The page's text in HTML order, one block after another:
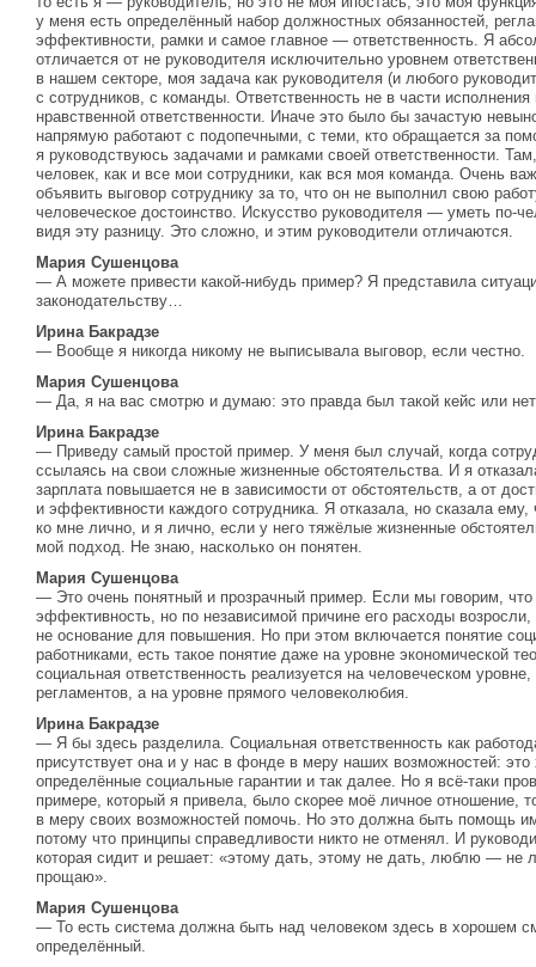
у меня есть определённый набор должностных обязанностей,
эффективности, рамки и самое главное — ответственность. Я
отличается от не руководителя исключительно уровнем
в нашем секторе, моя задача как руководителя (и любого
с сотрудников, с команды. Ответственность не в части
нравственной ответственности. Иначе это было бы зачастую
напрямую работают с подопечными, с теми, кто обращается за
я руководствуюсь задачами и рамками своей ответственности.
человек, как и все мои сотрудники, как вся моя команда. Очень
объявить выговор сотруднику за то, что он не выполнил свою
человеческое достоинство. Искусство руководителя — уметь по-
видя эту разницу. Это сложно, и этим руководители отличаются.
Мария Сушенцова
— А можете привести какой-нибудь пример? Я представила
законодательству…
Ирина Бакрадзе
— Вообще я никогда никому не выписывала выговор, если честно.
Мария Сушенцова
— Да, я на вас смотрю и думаю: это правда был такой кейс или
Ирина Бакрадзе
— Приведу самый простой пример. У меня был случай, когда
ссылаясь на свои сложные жизненные обстоятельства. И я
зарплата повышается не в зависимости от обстоятельств, а от
и эффективности каждого сотрудника. Я отказала, но сказала ему,
ко мне лично, и я лично, если у него тяжёлые жизненные
мой подход. Не знаю, насколько он понятен.
Мария Сушенцова
— Это очень понятный и прозрачный пример. Если мы говорим, что
эффективность, но по независимой причине его расходы
не основание для повышения. Но при этом включается понятие
работниками, есть такое понятие даже на уровне экономической
социальная ответственность реализуется на человеческом
регламентов, а на уровне прямого человеколюбия.
Ирина Бакрадзе
— Я бы здесь разделила. Социальная ответственность как
присутствует она и у нас в фонде в меру наших возможностей:
определённые социальные гарантии и так далее. Но я всё-таки
примере, который я привела, было скорее моё личное отношение,
в меру своих возможностей помочь. Но это должна быть помощь
потому что принципы справедливости никто не отменял. И
которая сидит и решает: «этому дать, этому не дать, люблю —
прощаю».
Мария Сушенцова
— То есть система должна быть над человеком здесь в хорошем
определённый.